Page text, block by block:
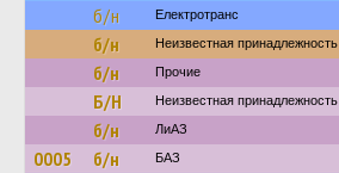
б/н Електротранс
б/н Неизвестная принадлежность
б/н Прочие
Б/Н Неизвестная принадлежность
б/н ЛиАЗ
0005 б/н БАЗ